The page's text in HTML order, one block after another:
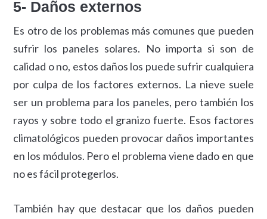
5- Daños externos
Es otro de los problemas más comunes que pueden
sufrir los paneles solares. No importa si son de
calidad o no, estos daños los puede sufrir cualquiera
por culpa de los factores externos. La nieve suele
ser un problema para los paneles, pero también los
rayos y sobre todo el granizo fuerte. Esos factores
climatológicos pueden provocar daños importantes
en los módulos. Pero el problema viene dado en que
no es fácil protegerlos.
También hay que destacar que los daños pueden